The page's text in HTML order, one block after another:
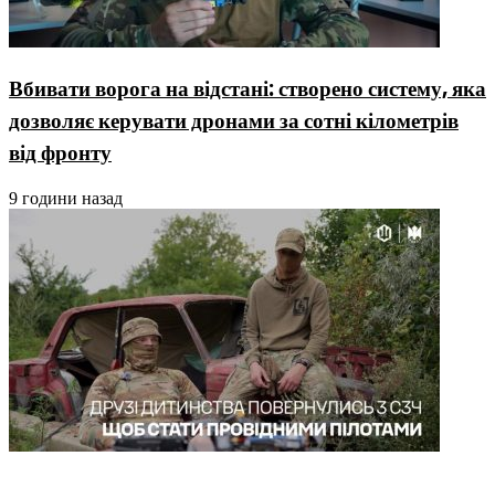
Вбивати ворога на відстані: створено систему, яка
дозволяє керувати дронами за сотні кілометрів
від фронту
9 години назад